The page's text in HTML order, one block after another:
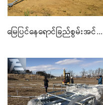
မြေပြင်နေရောင်ခြည်စွမ်းအင်သုံး SYSTEM ကို